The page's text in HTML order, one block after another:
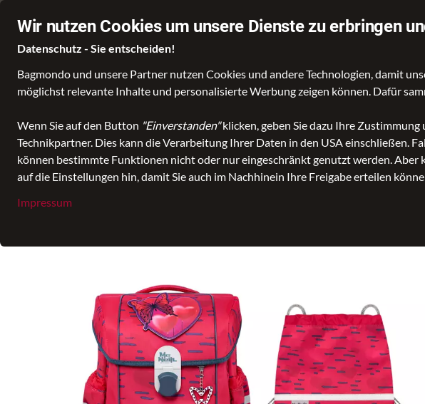
Wir nutzen Cookies um unsere Dienste zu erbringen
Datenschutz - Sie entscheiden!
Bagmondo und unsere Partner nutzen Cookies und andere Technologien, damit
möglichst relevante Inhalte und personalisierte Werbung zeigen können. Dafür
Wenn Sie auf den Button "Einverstanden"klicken, geben Sie dazu Ihre
Technikpartner. Dies kann die Verarbeitung Ihrer Daten in den USA einschließen.
können bestimmte Funktionen nicht oder nur eingeschränkt genutzt werden. Aber
auf die Einstellungen hin, damit Sie auch im Nachhinein Ihre Freigabe erteilen
Impressum
Wähle deine Lieblingswelt Taschen Koffer und Reisetaschen
alle Kategorien